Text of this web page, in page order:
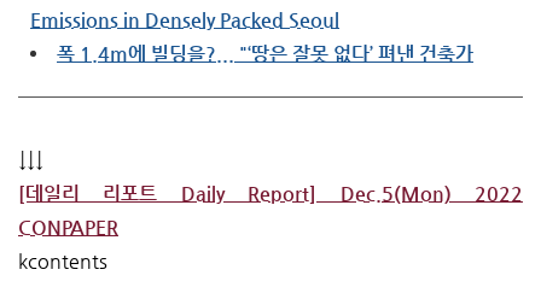
Emissions in Densely Packed Seoul
폭 1.4m에 빌딩을?... "‘땅은 잘못 없다’ 펴낸 건축가
[데일리 리포트 Daily Report] Dec.5(Mon) 2022
CONPAPER
kcontents